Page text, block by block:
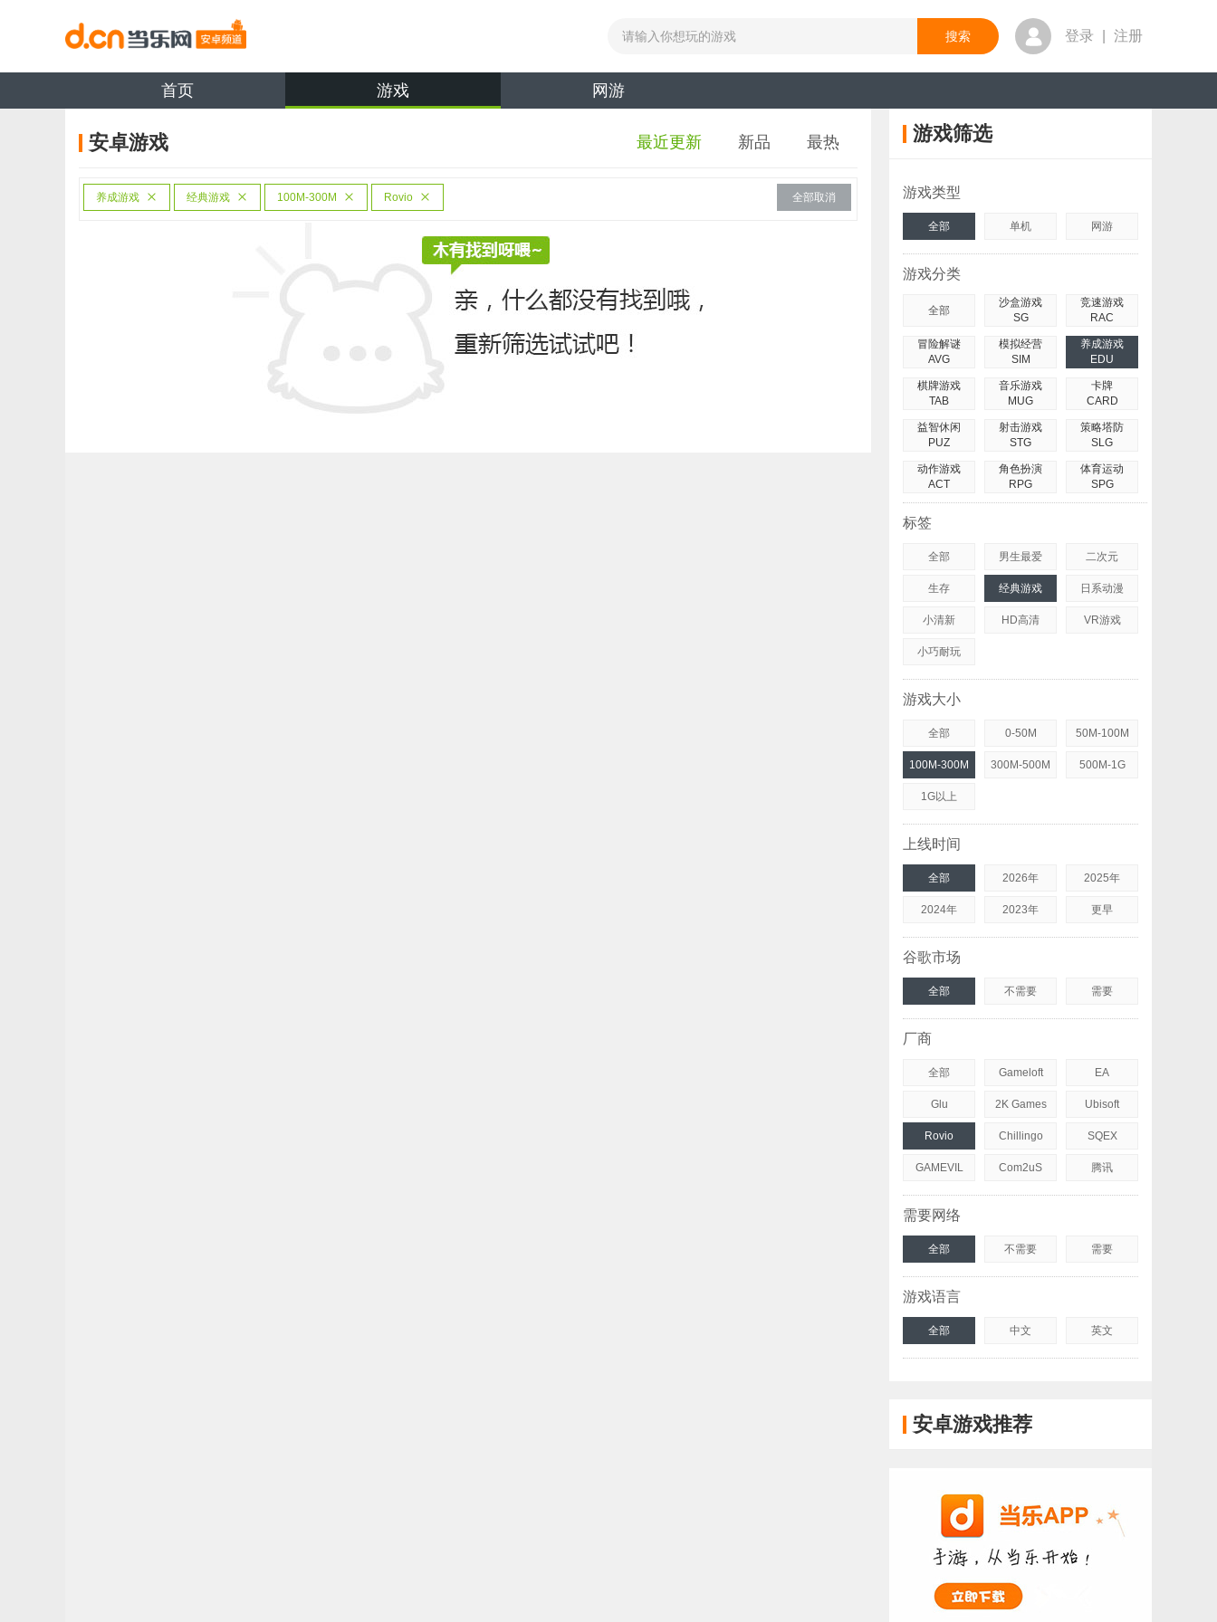
登录 注册
首页 游戏 网游
安卓游戏 最近更新 新品 最热
养成游戏 经典游戏 100M-300M Rovio 全部取消
游戏筛选
游戏类型
全部 单机 网游
游戏分类
全部
沙盒游戏
SG
竞速游戏
RAC
冒险解谜
AVG
模拟经营
SIM
养成游戏
EDU
棋牌游戏
TAB
音乐游戏
MUG
卡牌
CARD
益智休闲
PUZ
射击游戏
STG
策略塔防
SLG
动作游戏
ACT
角色扮演
RPG
体育运动
SPG
标签
全部 男生最爱 二次元
生存 经典游戏 日系动漫
小清新 HD高清 VR游戏
小巧耐玩
游戏大小
全部 0-50M 50M-100M
100M-300M 300M-500M 500M-1G
1G以上
上线时间
全部 2026年 2025年
2024年 2023年 更早
谷歌市场
全部 不需要 需要
厂商
全部 Gameloft EA
Glu 2K Games Ubisoft
Rovio Chillingo SQEX
GAMEVIL Com2uS 腾讯
需要网络
全部 不需要 需要
游戏语言
全部 中文 英文
安卓游戏推荐